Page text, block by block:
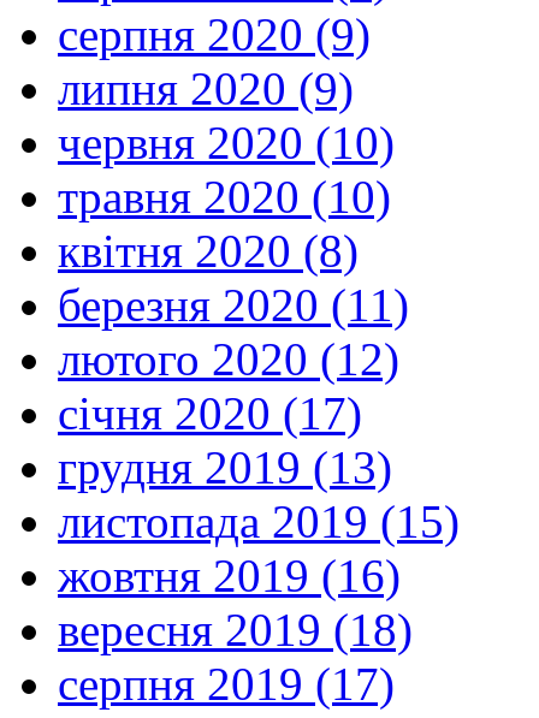
серпня 2020 (9)
липня 2020 (9)
червня 2020 (10)
травня 2020 (10)
квітня 2020 (8)
березня 2020 (11)
лютого 2020 (12)
січня 2020 (17)
грудня 2019 (13)
листопада 2019 (15)
жовтня 2019 (16)
вересня 2019 (18)
серпня 2019 (17)